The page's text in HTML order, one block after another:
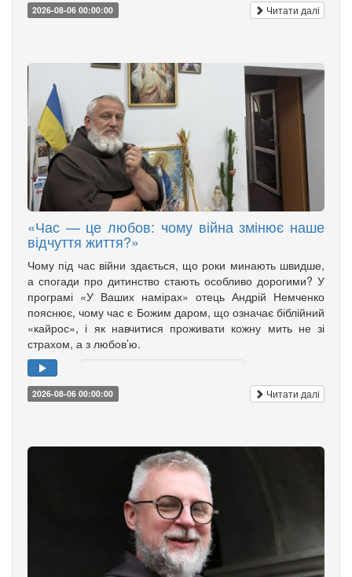
2026-08-06 00:00:00 Читати далі
«Час — це любов: чому війна змінює наше
відчуття життя?»
Чому під час війни здається, що роки минають швидше,
а спогади про дитинство стають особливо дорогими? У
програмі «У Ваших намірах» отець Андрій Немченко
пояснює, чому час є Божим даром, що означає біблійний
«кайрос», і як навчитися проживати кожну мить не зі
страхом, а з любов’ю.
2026-08-06 00:00:00 Читати далі